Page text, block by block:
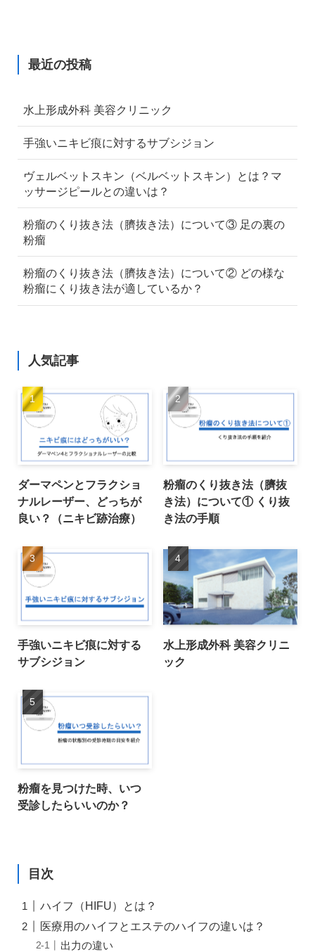
最近の投稿
水上形成外科 美容クリニック
手強いニキビ痕に対するサブシジョン
ヴェルベットスキン（ベルベットスキン）とは？マ
ッサージピールとの違いは？
粉瘤のくり抜き法（臍抜き法）について③ 足の裏の
粉瘤
粉瘤のくり抜き法（臍抜き法）について② どの様な
粉瘤にくり抜き法が適しているか？
人気記事
ダーマペンとフラクショ
ナルレーザー、どっちが
良い？（ニキビ跡治療）
粉瘤のくり抜き法（臍抜
き法）について① くり抜
き法の手順
手強いニキビ痕に対する
サブシジョン
水上形成外科 美容クリニ
ック
粉瘤を見つけた時、いつ
受診したらいいのか？
目次
ハイフ（HIFU）とは？
医療用のハイフとエステのハイフの違いは？
出力の違い